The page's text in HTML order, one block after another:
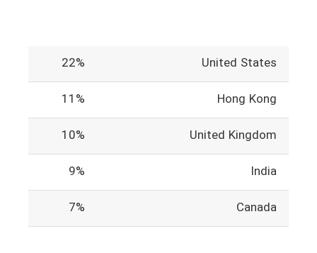
United States
22%
Hong Kong
11%
United Kingdom
10%
India
9%
Canada
7%